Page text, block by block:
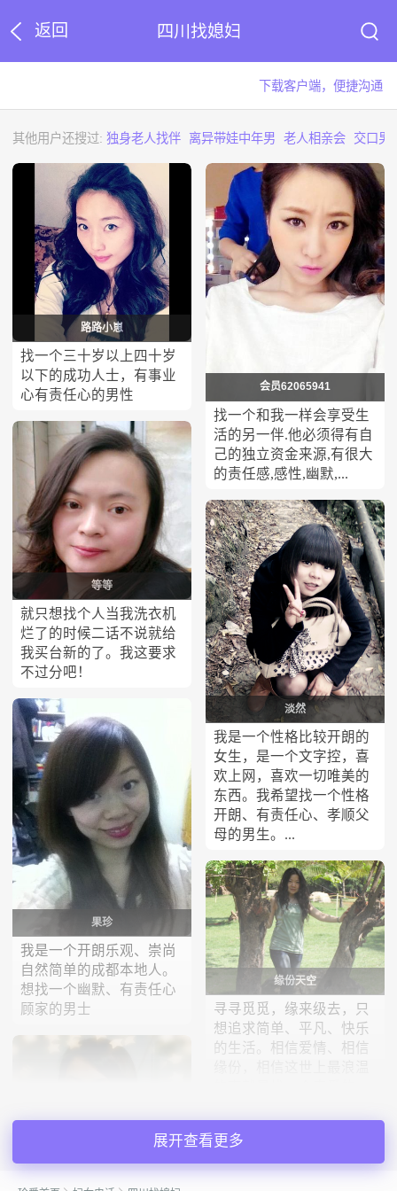
返回 四川找媳妇
下载客户端，便捷沟通
其他用户还搜过:独身老人找伴 离异带娃中年男 老人相亲会 交口男
路路小崽
找一个三十岁以上四十岁
以下的成功人士，有事业
心有责任心的男性
等等
就只想找个人当我洗衣机
烂了的时候二话不说就给
我买台新的了。我这要求
不过分吧！
果珍
我是一个开朗乐观、崇尚
自然简单的成都本地人。
想找一个幽默、有责任心
顾家的男士
会员62065941
找一个和我一样会享受生
活的另一伴.他必须得有自
己的独立资金来源,有很大
的责任感,感性,幽默,...
淡然
我是一个性格比较开朗的
女生，是一个文字控，喜
欢上网，喜欢一切唯美的
东西。我希望找一个性格
开朗、有责任心、孝顺父
母的男生。...
缘份天空
寻寻觅觅，缘来级去，只
想追求简单、平凡、快乐
的生活。相信爱情、相信
展开查看更多